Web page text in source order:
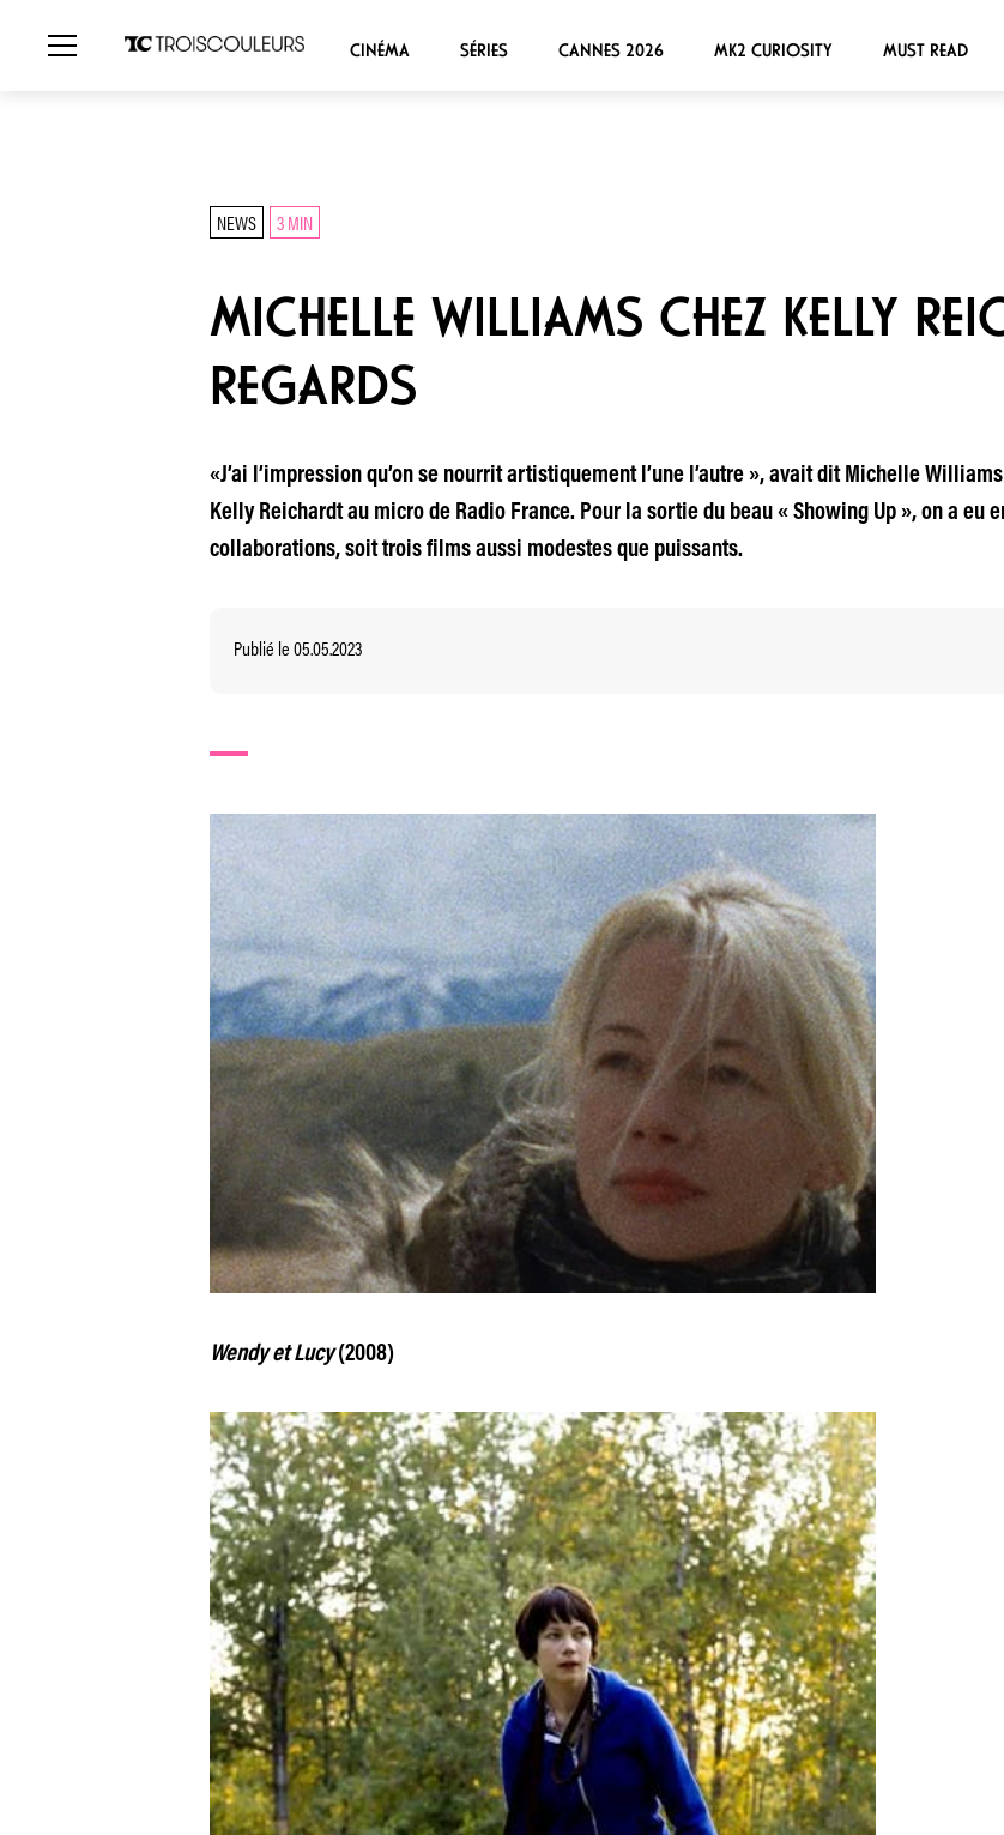
CINÉMA SÉRIES CANNES 2026 MK2 CURIOSITY MUST READ
NEWS 3 MIN
MICHELLE WILLIAMS CHEZ KELLY
REGARDS
«J’ai l’impression qu’on se nourrit artistiquement l’une l’autre », avait dit Michelle
Kelly Reichardt au micro de Radio France. Pour la sortie du beau « Showing Up », on a eu
collaborations, soit trois films aussi modestes que puissants.
Publié le 05.05.2023
Wendy et Lucy(2008)